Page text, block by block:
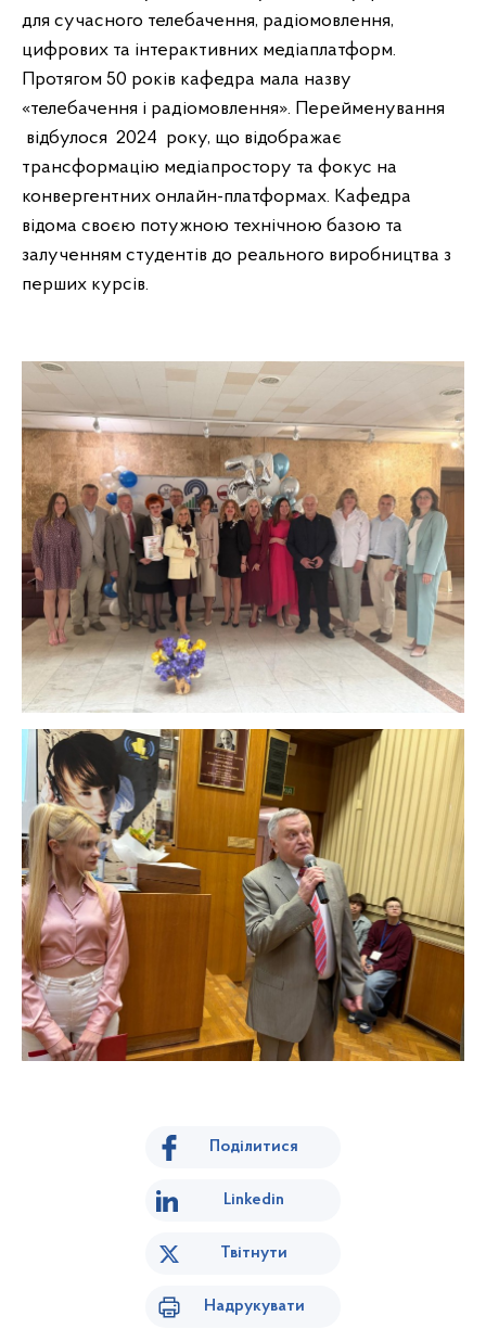
для сучасного телебачення, радіомовлення,
цифрових та інтерактивних медіаплатформ.
Протягом 50 років кафедра мала назву
«телебачення і радіомовлення». Перейменування
відбулося 2024 року, що відображає
трансформацію медіапростору та фокус на
конвергентних онлайн-платформах. Кафедра
відома своєю потужною технічною базою та
залученням студентів до реального виробництва з
перших курсів.
Поділитися
Linkedin
Твітнути
Надрукувати